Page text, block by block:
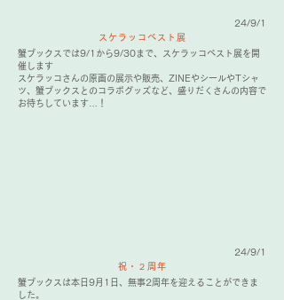
24/9/1
スケラッコベスト展
蟹ブックスでは9/1から9/30まで、スケラッコベスト展を開
催します
スケラッコさんの原画の展示や販売、ZINEやシールやTシャ
ツ、蟹ブックスとのコラボグッズなど、盛りだくさんの内容で
お待ちしています…！
24/9/1
祝・２周年
蟹ブックスは本日9月1日、無事2周年を迎えることができま
した。